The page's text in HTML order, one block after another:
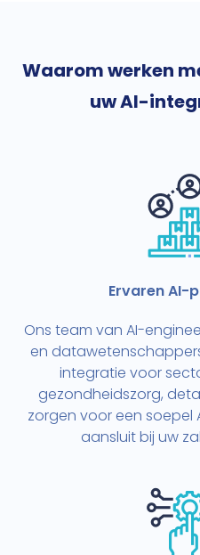
Waarom werken
uw AI-
Ervaren AI-
Ons team van AI-
en
integratie voor
gezondheidszorg,
zorgen voor een
aansluit bij uw